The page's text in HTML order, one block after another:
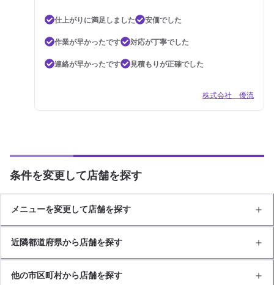
仕上がりに満足しました
安価でした
作業が早かったです
対応が丁寧でした
連絡が早かったです
見積もりが正確でした
株式会社 優流
条件を変更して店舗を探す
メニューを変更して店舗を探す
近隣都道府県から店舗を探す
他の市区町村から店舗を探す